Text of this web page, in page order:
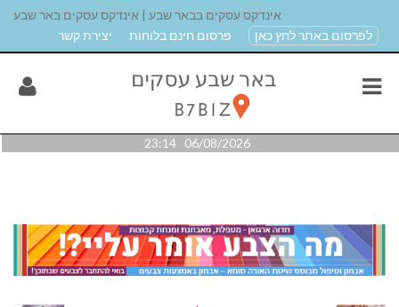
אינדקס עסקים בבאר שבע | אינדקס עסקים באר שבע
לפרסום באתר לחץ כאן
פרסום חינם בלוחות יצירת קשר
06/08/2026 23:14